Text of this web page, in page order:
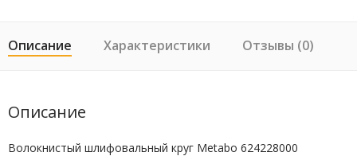
Описание Характеристики Отзывы (0)
Описание
Волокнистый шлифовальный круг Metabo 624228000